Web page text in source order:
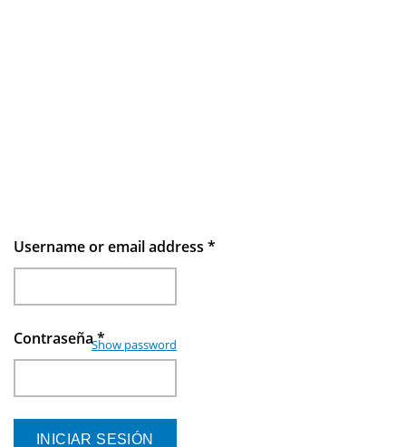
Username or email address *
Contraseña*
Show password